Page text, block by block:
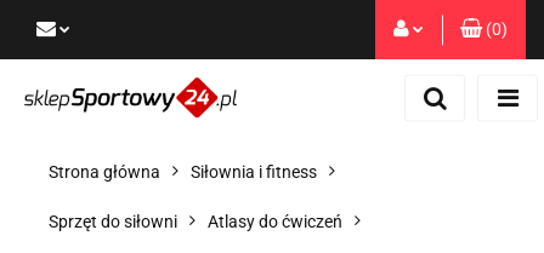
Dodaj zgłoszenie
(0)
Strona główna Siłownia i fitness
Sprzęt do siłowni Atlasy do ćwiczeń